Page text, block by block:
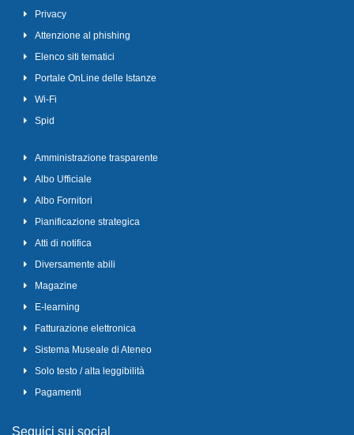
Privacy
Attenzione al phishing
Elenco siti tematici
Portale OnLine delle Istanze
Wi-Fi
Spid
Amministrazione trasparente
Albo Ufficiale
Albo Fornitori
Pianificazione strategica
Atti di notifica
Diversamente abili
Magazine
E-learning
Fatturazione elettronica
Sistema Museale di Ateneo
Solo testo / alta leggibilità
Pagamenti
Seguici sui social